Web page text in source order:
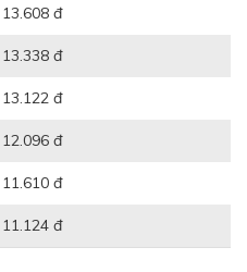
13.608 đ
13.338 đ
13.122 đ
12.096 đ
11.610 đ
11.124 đ